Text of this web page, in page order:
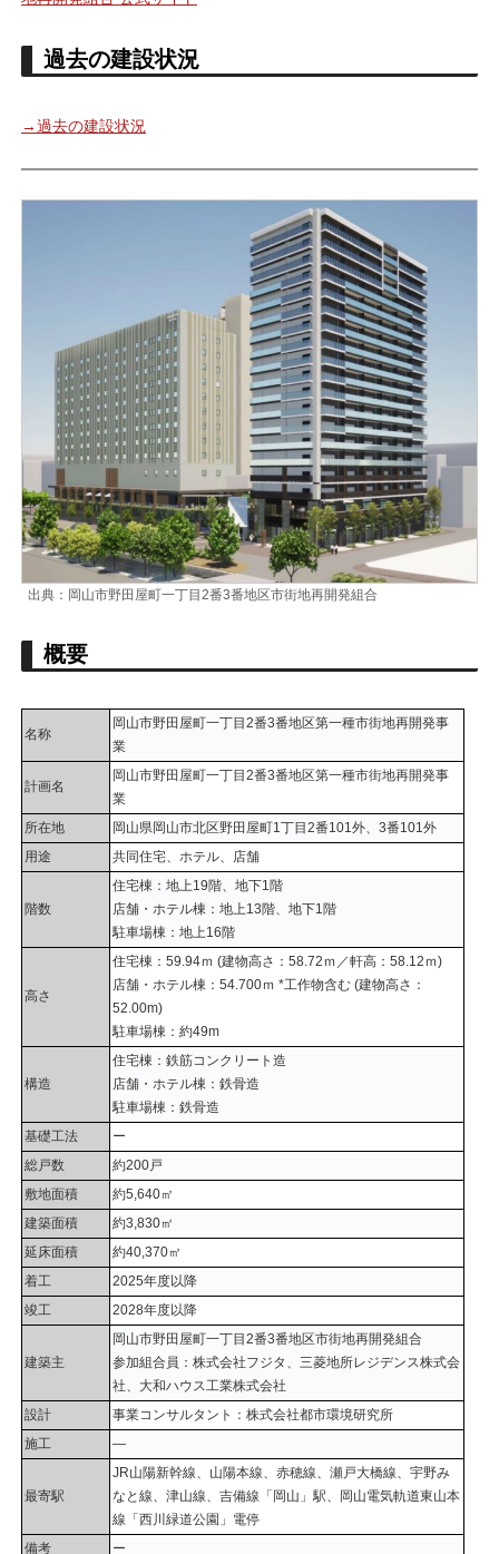
過去の建設状況
→過去の建設状況
出典：岡山市野田屋町一丁目2番3番地区市街地再開発組合
概要
名称
岡山市野田屋町一丁目2番3番地区第一種市街地再開発事
業
計画名
岡山市野田屋町一丁目2番3番地区第一種市街地再開発事
業
所在地
岡山県岡山市北区野田屋町1丁目2番101外、3番101外
用途
共同住宅、ホテル、店舗
階数
住宅棟：地上19階、地下1階
店舗・ホテル棟：地上13階、地下1階
駐車場棟：地上16階
高さ
住宅棟：59.94ｍ (建物高さ：58.72ｍ／軒高：58.12ｍ)
店舗・ホテル棟：54.700ｍ *工作物含む (建物高さ：
52.00m)
駐車場棟：約49m
構造
住宅棟：鉄筋コンクリート造
店舗・ホテル棟：鉄骨造
駐車場棟：鉄骨造
基礎工法
ー
総戸数
約200戸
敷地面積
約5,640㎡
建築面積
約3,830㎡
延床面積
約40,370㎡
着工
2025年度以降
竣工
2028年度以降
建築主
岡山市野田屋町一丁目2番3番地区市街地再開発組合
参加組合員：株式会社フジタ、三菱地所レジデンス株式会
社、大和ハウス工業株式会社
設計
事業コンサルタント：株式会社都市環境研究所
施工
―
最寄駅
JR山陽新幹線、山陽本線、赤穂線、瀬戸大橋線、宇野み
なと線、津山線、吉備線「岡山」駅、岡山電気軌道東山本
線「西川緑道公園」電停
備考
ー